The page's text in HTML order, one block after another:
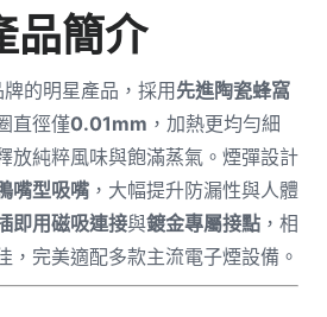
品簡介
的明星產品，採用 先進陶瓷蜂窩
直徑僅0.01mm ，加熱更均勻細
放純粹風味與飽滿蒸氣。煙彈設計
嘴型吸嘴，大幅提升防漏性與人體
即用磁吸連接與鍍金專屬接點，相
，完美適配多款主流電子煙設備。